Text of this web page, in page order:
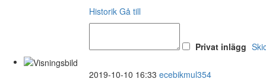
Historik Gå till
Privat inlägg
2019-10-10 16:33 ecebikmul354